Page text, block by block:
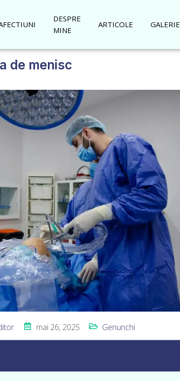
DESPRE
MINE
ARTICOLE GALERIE
de menisc
mai 26, 2025 Genunchi